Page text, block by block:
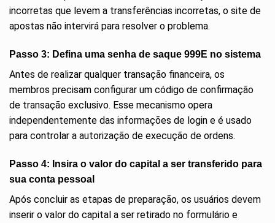
incorretas que levem a transferências incorretas, o site de
apostas não intervirá para resolver o problema.
Passo 3: Defina uma senha de saque 999E no sistema
Antes de realizar qualquer transação financeira, os
membros precisam configurar um código de confirmação
de transação exclusivo. Esse mecanismo opera
independentemente das informações de login e é usado
para controlar a autorização de execução de ordens.
Passo 4: Insira o valor do capital a ser transferido para
sua conta pessoal
Após concluir as etapas de preparação, os usuários devem
inserir o valor do capital a ser retirado no formulário e